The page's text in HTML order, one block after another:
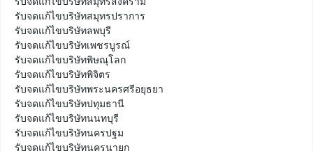
รับจดแก้ไขบริษัทสมุทรปราการ
รับจดแก้ไขบริษัทลพบุรี
รับจดแก้ไขบริษัทเพชรบูรณ์
รับจดแก้ไขบริษัทพิษณุโลก
รับจดแก้ไขบริษัทพิจิตร
รับจดแก้ไขบริษัทพระนครศรีอยุธยา
รับจดแก้ไขบริษัทปทุมธานี
รับจดแก้ไขบริษัทนนทบุรี
รับจดแก้ไขบริษัทนครปฐม
รับจดแก้ไขบริษัทนครนายก